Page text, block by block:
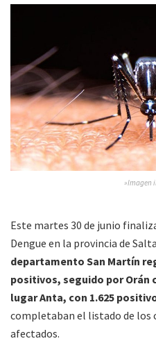
»Imagen
Este martes 30 de junio
Dengue en la provincia de
departamento San Martín
positivos, seguido por Orán
lugar Anta, con 1.625
completaban el listado de los
afectados.